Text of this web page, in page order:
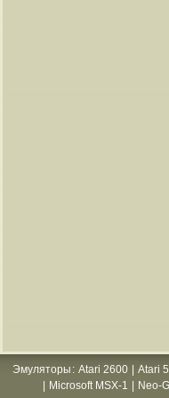
Эмуляторы : Atari 2600 Atari
Microsoft MSX-1 Neo-